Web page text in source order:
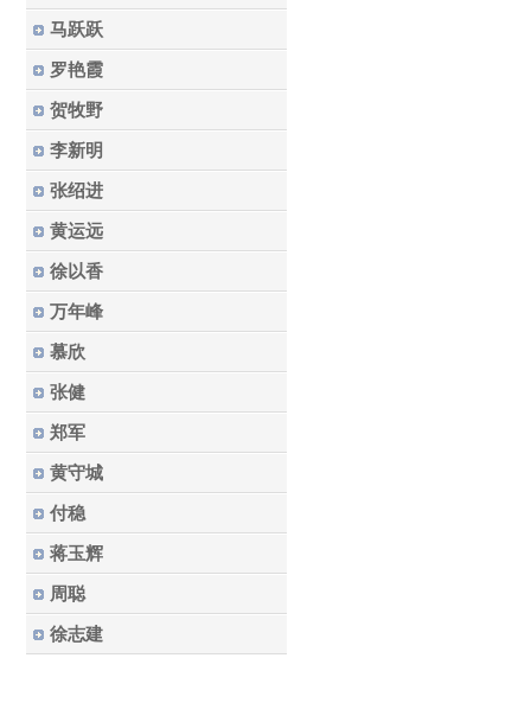
马跃跃
罗艳霞
贺牧野
李新明
张绍进
黄运远
徐以香
万年峰
慕欣
张健
郑军
黄守城
付稳
蒋玉辉
周聪
徐志建